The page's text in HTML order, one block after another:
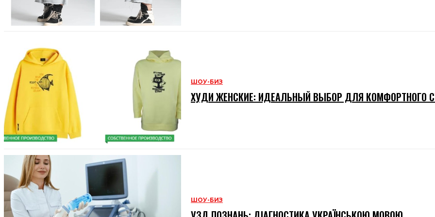
ШОУ-БИЗ
ХУДИ ЖЕНСКИЕ: ИДЕАЛЬНЫЙ ВЫБОР ДЛЯ КОМФОРТНОГО
ШОУ-БИЗ